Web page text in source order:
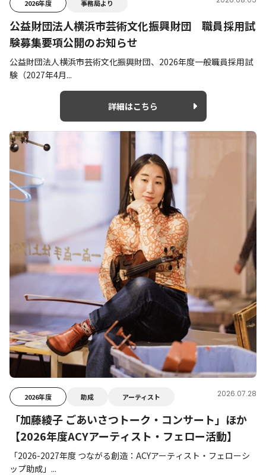
2026年度 事務局より
公益財団法人横浜市芸術文化振興財団 職員採用試
験募集要項公開のお知らせ
公益財団法人横浜市芸術文化振興財団、2026年度一般職員採用試
験（2027年4月...
詳細はこちら
2026年度 助成 アーティスト 2026.07.28
「加藤綾子 ごあいさつトーク・コンサート」ほか
【2026年度ACYアーティスト・フェロー活動】
「2026-2027年度 つながる創造：ACYアーティスト・フェローシ
ップ助成」...